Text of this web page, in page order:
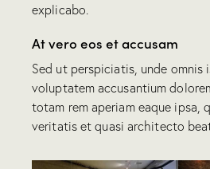
explicabo.
At vero eos et accusam
Sed ut perspiciatis, unde omnis
voluptatem accusantium
totam rem aperiam eaque ipsa,
veritatis et quasi architecto